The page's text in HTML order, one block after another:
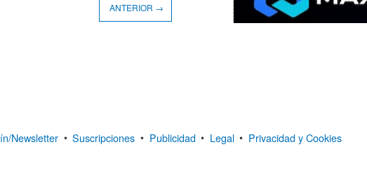
ANTERIOR →
Newsletter • Suscripciones • Publicidad • Legal • Privacidad y Cookies